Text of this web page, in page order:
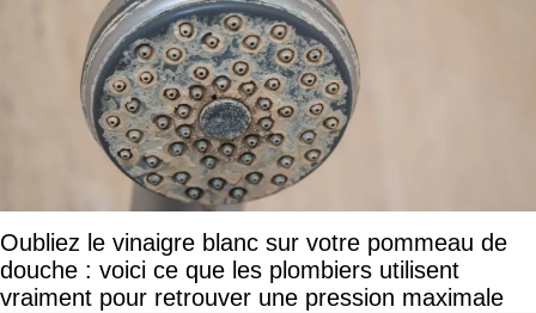
Oubliez le vinaigre blanc sur votre pommeau de
douche : voici ce que les plombiers utilisent
vraiment pour retrouver une pression maximale